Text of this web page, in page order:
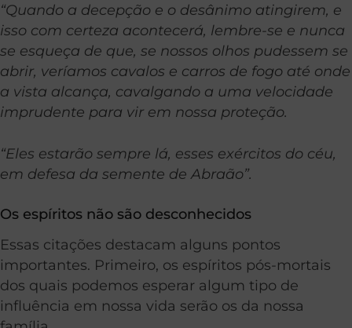
“Quando a decepção e o desânimo atingirem, e
isso com certeza acontecerá, lembre-se e nunca
se esqueça de que, se nossos olhos pudessem se
abrir, veríamos cavalos e carros de fogo até onde
a vista alcança, cavalgando a uma velocidade
imprudente para vir em nossa proteção.
“Eles estarão sempre lá, esses exércitos do céu,
em defesa da semente de Abraão”.
Os espíritos não são desconhecidos
Essas citações destacam alguns pontos
importantes. Primeiro, os espíritos pós-mortais
dos quais podemos esperar algum tipo de
influência em nossa vida serão os da nossa